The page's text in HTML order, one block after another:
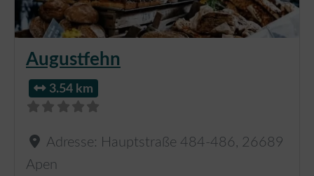
Augustfehn
3.54 km
Adresse: Hauptstraße 484-486 , 26689
Apen